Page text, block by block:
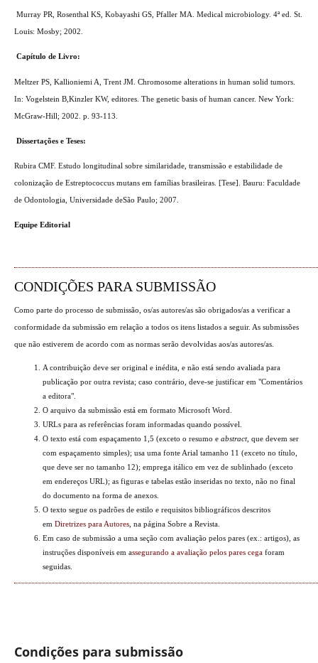
Murray PR, Rosenthal KS, Kobayashi GS, Pfaller MA. Medical microbiology. 4ª ed. St.
Louis: Mosby; 2002.
Capítulo de Livro:
Meltzer PS, Kallioniemi A, Trent JM. Chromosome alterations in human solid tumors.
In: Vogelstein B,Kinzler KW, editores. The genetic basis of human cancer. New York:
McGraw-Hill; 2002. p. 93-113.
Dissertações e Teses:
Rubira CMF. Estudo longitudinal sobre similaridade, transmissão e estabilidade de
colonização de Estreptococcus mutans em famílias brasileiras. [Tese]. Bauru: Faculdade
de Odontologia, Universidade deSão Paulo; 2007.
Equipe Editorial
CONDIÇÕES PARA SUBMISSÃO
Como parte do processo de submissão, os/as autores/as são obrigados/as a verificar a
conformidade da submissão em relação a todos os itens listados a seguir. As submissões
que não estiverem de acordo com as normas serão devolvidas aos/as autores/as.
A contribuição deve ser original e inédita, e não está sendo avaliada para
publicação por outra revista; caso contrário, deve-se justificar em "Comentários
a editora".
O arquivo da submissão está em formato Microsoft Word.
URLs para as referências foram informadas quando possível.
O texto está com espaçamento 1,5 (exceto o resumo e abstract, que devem ser
com espaçamento simples); usa uma fonte Arial tamanho 11 (exceto no título,
que deve ser no tamanho 12); emprega itálico em vez de sublinhado (exceto
em endereços URL); as figuras e tabelas estão inseridas no texto, não no final
do documento na forma de anexos.
O texto segue os padrões de estilo e requisitos bibliográficos descritos
em Diretrizes para Autores, na página Sobre a Revista.
Em caso de submissão a uma seção com avaliação pelos pares (ex.: artigos), as
instruções disponíveis em assegurando a avaliação pelos pares cegaforam
seguidas.
Condições para submissão